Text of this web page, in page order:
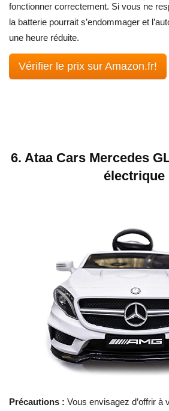
fonctionner correctement. Si vous ne
la batterie pourrait s’endommager et
une heure réduite.
Vérifier le prix sur Amazon.fr!
6. Ataa Cars Mercedes
électrique
Précautions : Vous envisagez d’offrir à